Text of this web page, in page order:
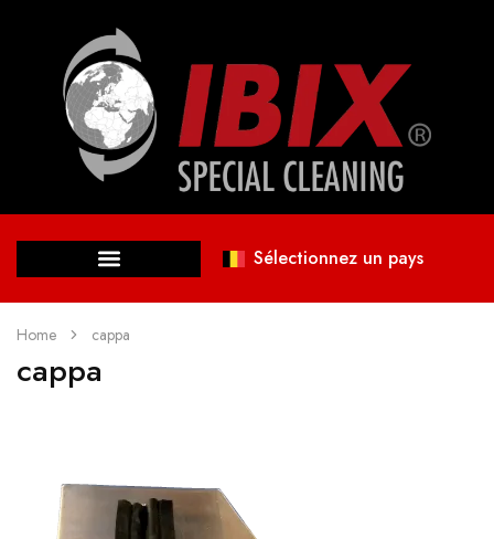
Sélectionnez un pays
Home cappa
cappa